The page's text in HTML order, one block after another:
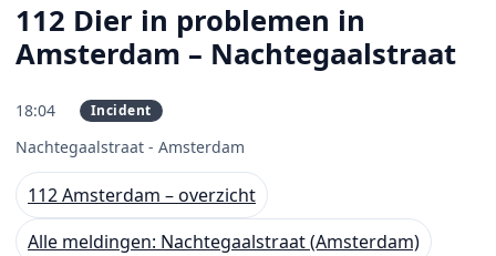
112 Dier in problemen in
Amsterdam – Nachtegaalstraat
18:04 Incident
Nachtegaalstraat - Amsterdam
112 Amsterdam – overzicht
Alle meldingen: Nachtegaalstraat (Amsterdam)